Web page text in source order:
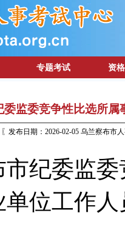
专题考试 资
委监委竞争性比选所属
〖发布日期：2026-02-05 乌兰察布市
纪委监
单位工作